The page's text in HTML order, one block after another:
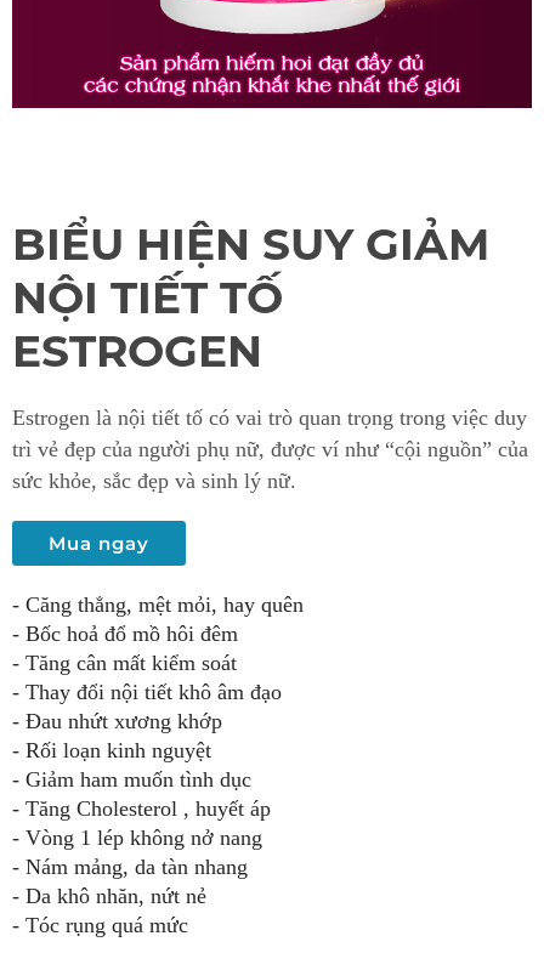
BIỂU HIỆN SUY GIẢM
NỘI TIẾT TỐ
ESTROGEN
Estrogen là nội tiết tố có vai trò quan trọng trong việc duy
trì vẻ đẹp của người phụ nữ, được ví như “cội nguồn” của
sức khỏe, sắc đẹp và sinh lý nữ.
Mua ngay
- Căng thẳng, mệt mỏi, hay quên
- Bốc hoả đổ mồ hôi đêm
- Tăng cân mất kiểm soát
- Thay đổi nội tiết khô âm đạo
- Đau nhứt xương khớp
- Rối loạn kinh nguyệt
- Giảm ham muốn tình dục
- Tăng Cholesterol , huyết áp
- Vòng 1 lép không nở nang
- Nám mảng, da tàn nhang
- Da khô nhăn, nứt nẻ
- Tóc rụng quá mức